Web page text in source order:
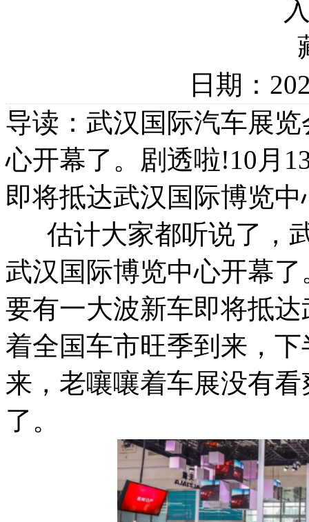
日期：
导读：武汉国际汽车展
心开幕了。剧透啦!10月
即将抵达武汉国际博览中
估计大家都听说了，
武汉国际博览中心开幕
要有一大波新车即将抵
着全国车市旺季到来，
来，老嚷嚷着车展没有
了。